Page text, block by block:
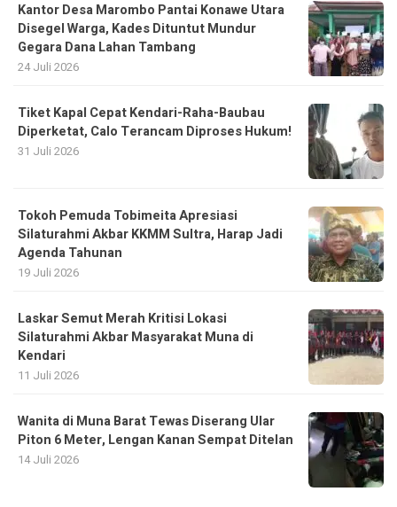
Kantor Desa Marombo Pantai Konawe Utara
Disegel Warga, Kades Dituntut Mundur
Gegara Dana Lahan Tambang
24 Juli 2026
Tiket Kapal Cepat Kendari-Raha-Baubau
Diperketat, Calo Terancam Diproses Hukum!
31 Juli 2026
Tokoh Pemuda Tobimeita Apresiasi
Silaturahmi Akbar KKMM Sultra, Harap Jadi
Agenda Tahunan
19 Juli 2026
Laskar Semut Merah Kritisi Lokasi
Silaturahmi Akbar Masyarakat Muna di
Kendari
11 Juli 2026
Wanita di Muna Barat Tewas Diserang Ular
Piton 6 Meter, Lengan Kanan Sempat Ditelan
14 Juli 2026